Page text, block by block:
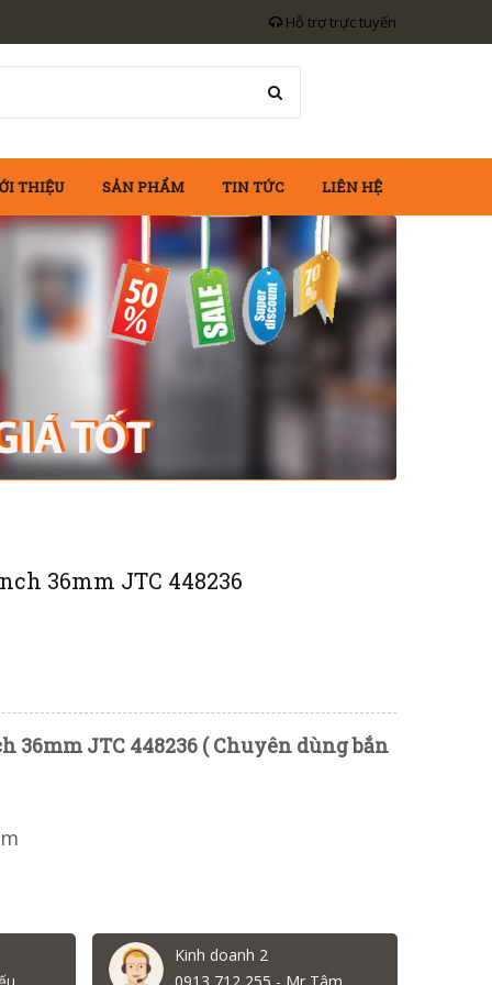
Hỗ trợ trực tuyến
THIỆU SẢN PHẨM TIN TỨC LIÊN HỆ
36mm JTC 448236
36mm JTC 448236 ( Chuyên dùng bắn
Kinh doanh 2